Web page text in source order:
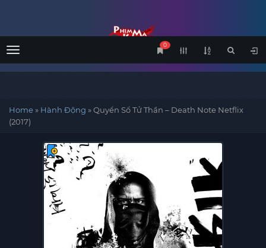
Menu
0
Home» Hành Động »Quyển Sổ Tử Thần – Death Note Netflix
(2017)